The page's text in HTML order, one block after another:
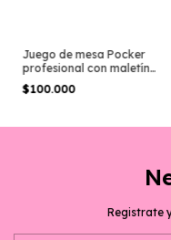
Juego de mesa Pocker
profesional con maletín
300 piezas
$100.000
Registrate